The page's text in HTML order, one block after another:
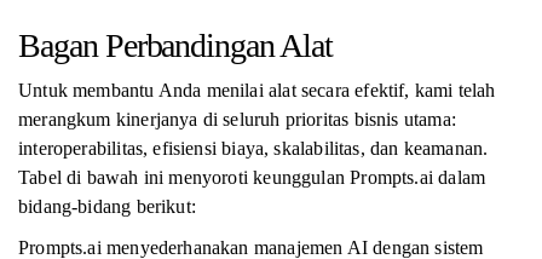
Bagan Perbandingan Alat
Untuk membantu Anda menilai alat secara efektif, kami telah
merangkum kinerjanya di seluruh prioritas bisnis utama:
interoperabilitas, efisiensi biaya, skalabilitas, dan keamanan.
Tabel di bawah ini menyoroti keunggulan Prompts.ai dalam
bidang-bidang berikut:
Prompts.ai menyederhanakan manajemen AI dengan sistem